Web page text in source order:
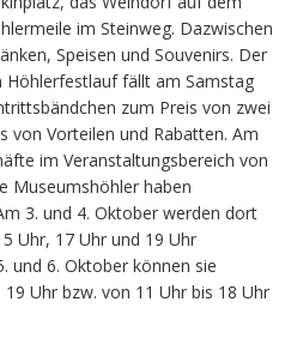
im Steinweg. Dazwischen
Speisen und Souvenirs. Der
Höhlerfestlauf fällt am Samstag
zum Preis von zwei
von Vorteilen und Rabatten. Am
im Veranstaltungsbereich von
Museumshöhler haben
3. und 4. Oktober werden dort
Uhr, 17 Uhr und 19 Uhr
und 6. Oktober können sie
Uhr bzw. von 11 Uhr bis 18 Uhr